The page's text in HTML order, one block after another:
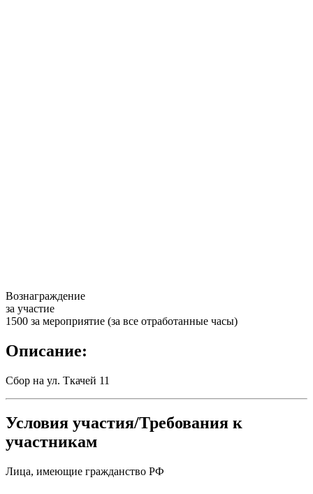
Вознаграждение
за участие
1500 за мероприятие (за все отработанные часы)
Описание:
Сбор на ул. Ткачей 11
Условия участия/Требования к
участникам
Лица, имеющие гражданство РФ